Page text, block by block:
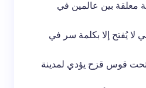
معلقة بين عالمين في
لا يُفتح إلا بكلمة سر في
قوس قزح يؤدي لمدينة